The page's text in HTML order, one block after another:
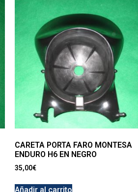
CARETA PORTA FARO MONTESA
ENDURO H6 EN NEGRO
35,00€
Añadir al carrito